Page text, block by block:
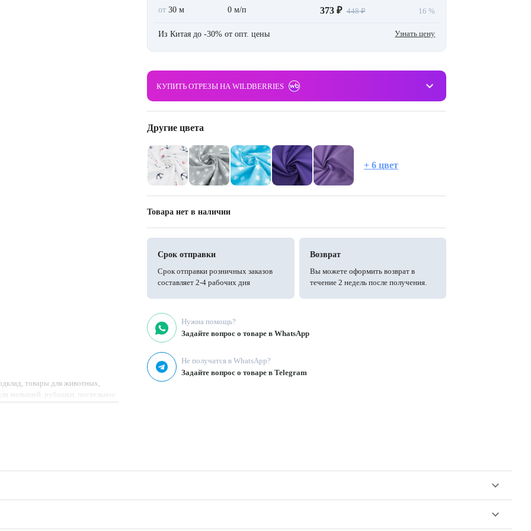
товары для животных,
малышей, рубашки, постельное
160 см и плотностью 120 г/
от 30 м 0 м/п 373 ₽ 448 ₽ 16 %
Из Китая до -30% от опт. цены Узнать цену
КУПИТЬ ОТРЕЗЫ НА WILDBERRIES keyboard_arrow_down
Другие цвета
+ 6 цвет
Товара нет в наличии
Срок отправки
Срок отправки розничных заказов
составляет 2-4 рабочих дня
Возврат
Вы можете оформить возврат в
течение 2 недель после получения.
Нужна помощь?
Задайте вопрос о товаре в WhatsApp
Не получатся в WhatsApp?
Задайте вопрос о товаре в Telegram
keyboard_arrow_down
keyboard_arrow_down